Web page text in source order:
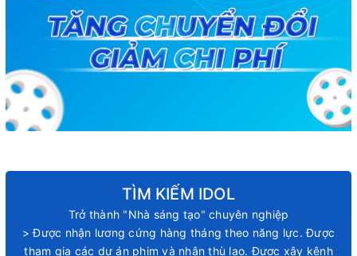
TÌM KIẾM IDOL
Trở thành "Nhà sáng tạo" chuyên nghiệp
> Được nhận lương cứng hàng tháng theo năng lực. Được
tham gia các dự án phim và nhận thù lao. Được xây kênh